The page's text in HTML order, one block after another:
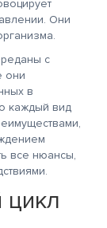
Они
с
они
в
каждый вид
все нюансы,
цикл